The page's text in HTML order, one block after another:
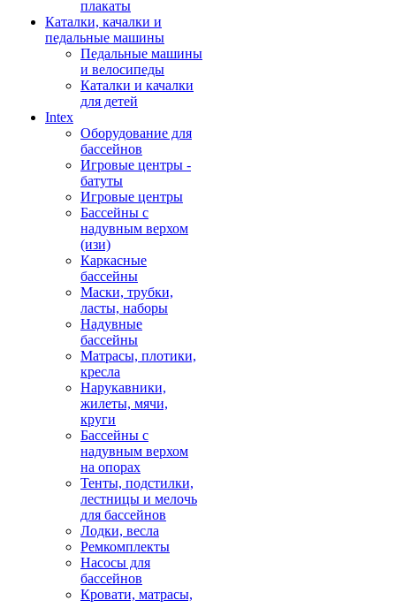
плакаты
Каталки, качалки и
педальные машины
Педальные машины
и велосипеды
Каталки и качалки
для детей
Intex
Оборудование для
бассейнов
Игровые центры -
батуты
Игровые центры
Бассейны с
надувным верхом
(изи)
Каркасные
бассейны
Маски, трубки,
ласты, наборы
Надувные
бассейны
Матрасы, плотики,
кресла
Нарукавники,
жилеты, мячи,
круги
Бассейны с
надувным верхом
на опорах
Тенты, подстилки,
лестницы и мелочь
для бассейнов
Лодки, весла
Ремкомплекты
Насосы для
бассейнов
Кровати, матрасы,